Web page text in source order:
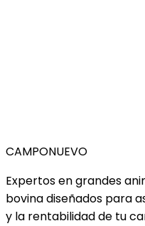
CAMPONUEVO
Expertos en grandes
bovina diseñados para
y la rentabilidad de tu